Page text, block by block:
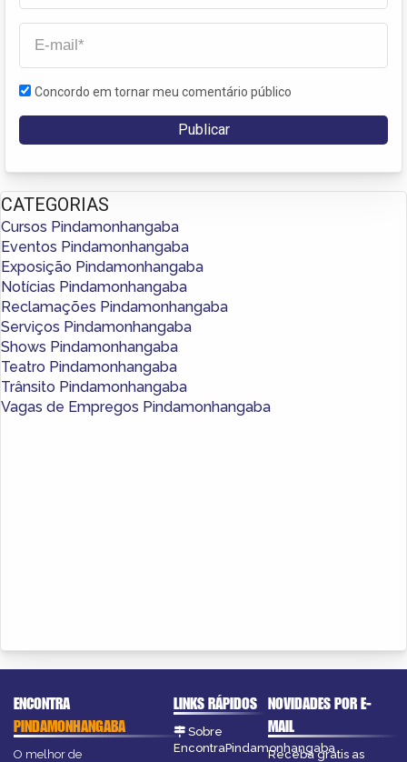
Concordo em tornar meu comentário público
CATEGORIAS
Cursos Pindamonhangaba
Eventos Pindamonhangaba
Exposição Pindamonhangaba
Notícias Pindamonhangaba
Reclamações Pindamonhangaba
Serviços Pindamonhangaba
Shows Pindamonhangaba
Teatro Pindamonhangaba
Trânsito Pindamonhangaba
Vagas de Empregos Pindamonhangaba
ENCONTRA
PINDAMONHANGABA
O melhor de
LINKS RÁPIDOS
Sobre
EncontraPindamonhangaba
NOVIDADES POR E-
MAIL
Receba grátis as